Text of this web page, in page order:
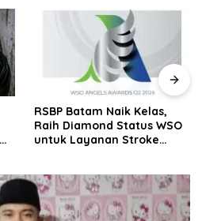
RSBP Batam Naik Kelas,
Raih Diamond Status WSO
untuk Layanan Stroke